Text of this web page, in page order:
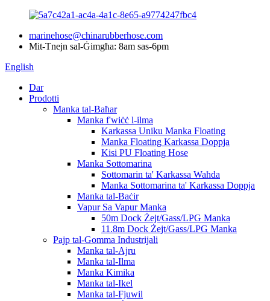
marinehose@chinarubberhose.com
Mit-Tnejn sal-Ġimgħa: 8am sas-6pm
English
Dar
Prodotti
Manka tal-Baħar
Manka f'wiċċ l-ilma
Karkassa Uniku Manka Floating
Manka Floating Karkassa Doppja
Kisi PU Floating Hose
Manka Sottomarina
Sottomarin ta' Karkassa Waħda
Manka Sottomarina ta' Karkassa Doppja
Manka tal-Baċir
Vapur Sa Vapur Manka
50m Dock Żejt/Gass/LPG Manka
11.8m Dock Żejt/Gass/LPG Manka
Pajp tal-Gomma Industrijali
Manka tal-Ajru
Manka tal-Ilma
Manka Kimika
Manka tal-Ikel
Manka tal-Fjuwil